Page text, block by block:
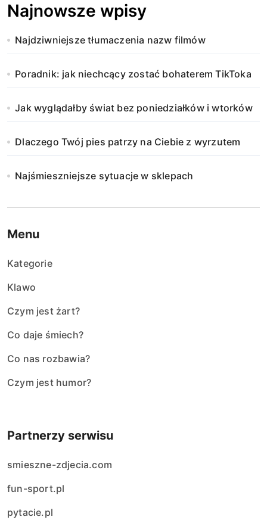
Najnowsze wpisy
Najdziwniejsze tłumaczenia nazw filmów
Poradnik: jak niechcący zostać bohaterem TikToka
Jak wyglądałby świat bez poniedziałków i wtorków
Dlaczego Twój pies patrzy na Ciebie z wyrzutem
Najśmieszniejsze sytuacje w sklepach
Menu
Kategorie
Klawo
Czym jest żart?
Co daje śmiech?
Co nas rozbawia?
Czym jest humor?
Partnerzy serwisu
smieszne-zdjecia.com
fun-sport.pl
pytacie.pl